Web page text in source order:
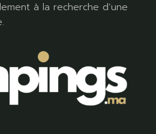
à la recherche d’une